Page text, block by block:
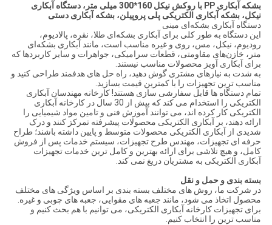
بشکه آبکاری PP با روکش نیکل 160*300 میلی متر، دستگاه آبکاری
نیکل، بشکه آبکاری الکتریکی پلی پروپیلن، بشکه آبکاری دستی
دستگاه آبکاری بشکه‌ای مینی
این دستگاه به طور کلی برای آبکاری بشکه‌ای طلا، نقره، پالادیوم،
رودیوم، نیکل، مس، روی و غیره مناسب است، مانند آبکاری بشکه‌ای
متر، خازن‌های مقاومتی، قطعات سرامیکی، جواهرات و سایر کاربردها که
برای آبکاری آویز محصولات مناسب نیستند.
به شدت به نیازهای مشتری گوش دهید، راه حل های هدفمند طراحی کنید و
مناسب ترین تجهیزات را با کمترین قیمت بسازید.
تمام دستگاه ها قابل سفارشی سازی هستند! کارخانه مهندسان آبکاری
الکتریکی را استخدام می کند که بیش از 30 سال در کارخانه آبکاری
الکتریکی کار کرده اند، می توانند آموزش فنی و تامین مواد شیمیایی را
ارائه دهند، بر آبکاری الکتریکی محصولات پیشرفته تمرکز کنند و درک
شدیدی از آبکاری الکتریکی محصولات متوسط و پایین داشته باشند؛ طراح
حرفه ای تجهیزات، مهندس طرح تجهیزات، سیستم خدمات پس از فروش
کامل، و هیچ تلاشی برای ارائه بهترین و کامل ترین خدمات تجهیزات
آبکاری الکتریکی به مشتریان دریغ نمی کند.
بسته بندی و حمل و نقل
در شرکت ما، روش های مختلف بسته بندی بر اساس ویژگی های مختلف
محصول اتخاذ می شود، مانند جعبه های مقوایی، جعبه های چوبی و غیره.
برای تجهیزات کارخانه آبکاری الکتریکی، می توانیم با هم بحث کنیم و
مناسب ترین را انتخاب کنیم.